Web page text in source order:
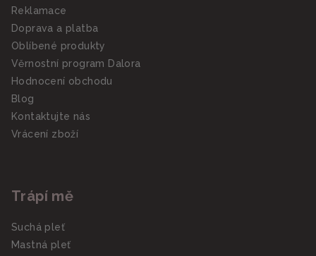
Reklamace
Doprava a platba
Oblíbené produkty
Věrnostní program Dalora
Hodnocení obchodu
Blog
Kontaktujte nás
Vrácení zboží
Trápí mě
Suchá pleť
Mastná pleť